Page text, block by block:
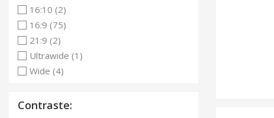
16:10 (2)
16:9 (75)
21:9 (2)
Ultrawide (1)
Wide (4)
Contraste: